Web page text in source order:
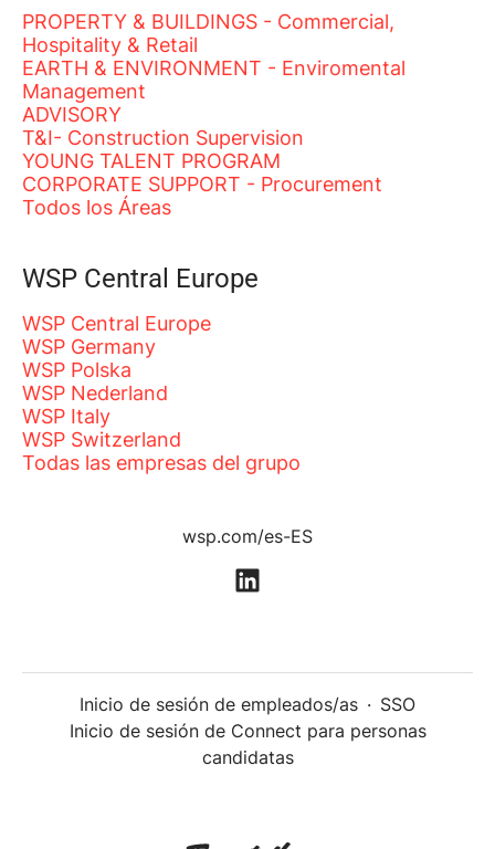
PROPERTY & BUILDINGS - Commercial,
Hospitality & Retail
EARTH & ENVIRONMENT - Enviromental
Management
ADVISORY
T&I- Construction Supervision
YOUNG TALENT PROGRAM
CORPORATE SUPPORT - Procurement
Todos los Áreas
WSP Central Europe
WSP Central Europe
WSP Germany
WSP Polska
WSP Nederland
WSP Italy
WSP Switzerland
Todas las empresas del grupo
wsp.com/es-ES
Inicio de sesión de empleados/as · SSO
Inicio de sesión de Connect para personas
candidatas